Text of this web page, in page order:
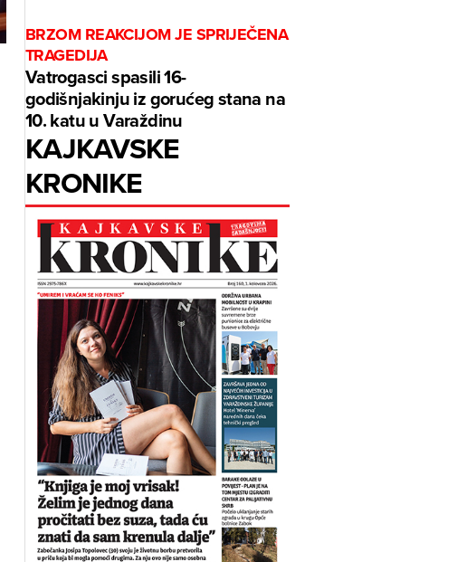
BRZOM REAKCIJOM JE SPRIJEČENA
TRAGEDIJA
Vatrogasci spasili 16-
godišnjakinju iz gorućeg stana na
10. katu u Varaždinu
KAJKAVSKE
KRONIKE